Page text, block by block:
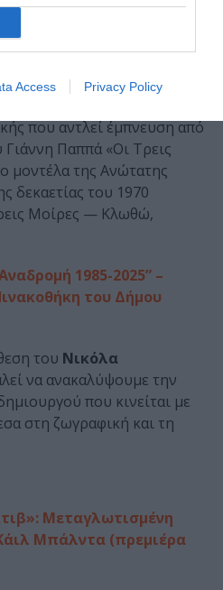
Access Privacy Policy
Ομαδική έκθεση
Γιάννη Παππά στου
που αντλεί έμπνευση από
Παππά «Οι Τρεις
μοντέλα της Ανώτατης
δεκαετίας του 1970
Μοίρες — Κλωθώ,
1985-2025” –
του Δήμου
του Νικόλα
να ανακαλύψουμε την
που κινείται με
στη ζωγραφική και τη
Μεταγλωτισμένη
Μπάλντα (πρεμιέρα